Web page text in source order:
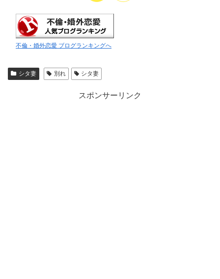
不倫・婚外恋愛 ブログランキングへ
シタ妻 別れ シタ妻
スポンサーリンク